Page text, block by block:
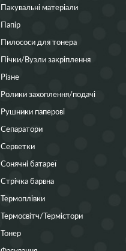
Пакувальні матеріали
Папір
Пилососи для тонера
Пічки/Вузли закріплення
Різне
Ролики захоплення/подачі
Рушники паперові
Сепаратори
Серветки
Сонячні батареї
Стрічка барвна
Термоплівки
Термосвітч/Термістори
Тонер